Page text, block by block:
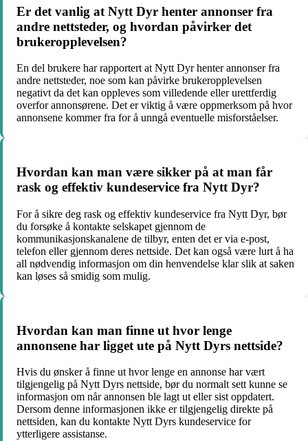
Er det vanlig at Nytt Dyr henter annonser fra
andre nettsteder, og hvordan påvirker det
brukeropplevelsen?
En del brukere har rapportert at Nytt Dyr henter annonser fra
andre nettsteder, noe som kan påvirke brukeropplevelsen
negativt da det kan oppleves som villedende eller urettferdig
overfor annonsørene. Det er viktig å være oppmerksom på hvor
annonsene kommer fra for å unngå eventuelle misforståelser.
Hvordan kan man være sikker på at man får
rask og effektiv kundeservice fra Nytt Dyr?
For å sikre deg rask og effektiv kundeservice fra Nytt Dyr, bør
du forsøke å kontakte selskapet gjennom de
kommunikasjonskanalene de tilbyr, enten det er via e-post,
telefon eller gjennom deres nettside. Det kan også være lurt å ha
all nødvendig informasjon om din henvendelse klar slik at saken
kan løses så smidig som mulig.
Hvordan kan man finne ut hvor lenge
annonsene har ligget ute på Nytt Dyrs nettside?
Hvis du ønsker å finne ut hvor lenge en annonse har vært
tilgjengelig på Nytt Dyrs nettside, bør du normalt sett kunne se
informasjon om når annonsen ble lagt ut eller sist oppdatert.
Dersom denne informasjonen ikke er tilgjengelig direkte på
nettsiden, kan du kontakte Nytt Dyrs kundeservice for
ytterligere assistanse.